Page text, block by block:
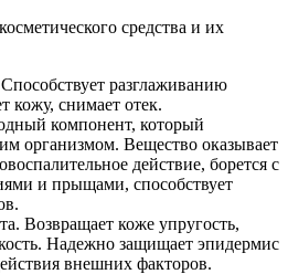
средства и их
разглаживанию
кожу, снимает отек.
компонент, который
организмом. Вещество оказывает
действие, борется с
и прыщами, способствует
Возвращает коже упругость,
Надежно защищает эпидермис
внешних факторов.